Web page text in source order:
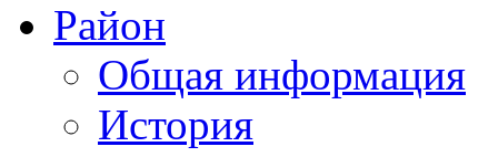
Район
Общая информация
История